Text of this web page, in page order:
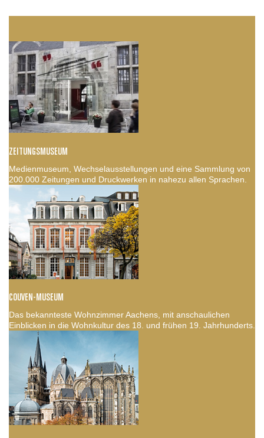
ZEITUNGSMUSEUM
Medienmuseum, Wechselausstellungen und eine Sammlung von
200.000 Zeitungen und Druckwerken in nahezu allen Sprachen.
COUVEN-MUSEUM
Das bekannteste Wohnzimmer Aachens, mit anschaulichen
Einblicken in die Wohnkultur des 18. und frühen 19. Jahrhunderts.